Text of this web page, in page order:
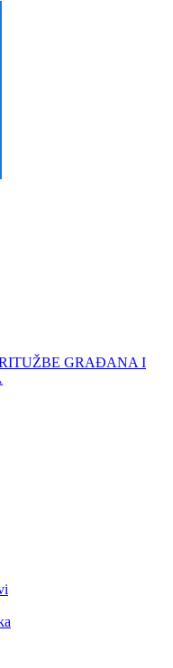
GRAĐANA I